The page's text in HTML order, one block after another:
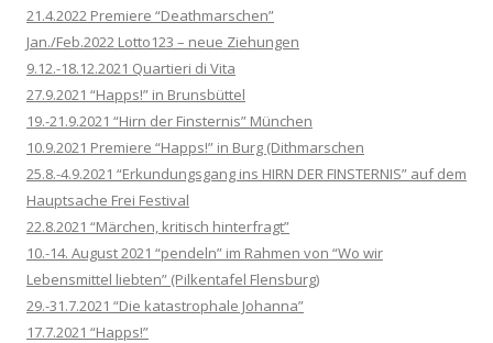
21.4.2022 Premiere “Deathmarschen”
Jan./Feb.2022 Lotto123 – neue Ziehungen
9.12.-18.12.2021 Quartieri di Vita
27.9.2021 “Happs!” in Brunsbüttel
19.-21.9.2021 “Hirn der Finsternis” München
10.9.2021 Premiere “Happs!” in Burg (Dithmarschen
25.8.-4.9.2021 “Erkundungsgang ins HIRN DER FINSTERNIS” auf dem
Hauptsache Frei Festival
22.8.2021 “Märchen, kritisch hinterfragt”
10.-14. August 2021 “pendeln” im Rahmen von “Wo wir
Lebensmittel liebten” (Pilkentafel Flensburg)
29.-31.7.2021 “Die katastrophale Johanna”
17.7.2021 “Happs!”